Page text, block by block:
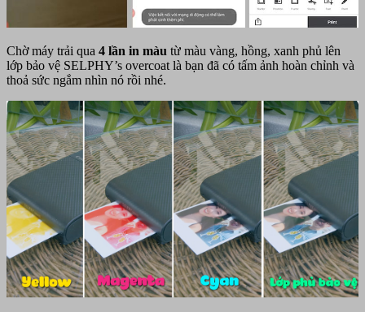
Chờ máy trải qua 4 lần in màu từ màu vàng, hồng, xanh phủ lên
lớp bảo vệ SELPHY’s overcoat là bạn đã có tấm ảnh hoàn chỉnh và
thoả sức ngắm nhìn nó rồi nhé.